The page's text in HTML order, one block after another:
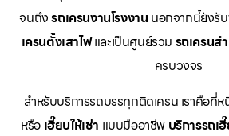
จนถึงรถเครนงานโรงงาน นอกจากนี้ยังรั
เครนตั้งเสาไฟและเป็นศูนย์รวม รถเครนส
ครบวงจร
สำหรับบริการรถบรรทุกติดเครน เราคือที่
หรือ เฮี๊ยบให้เช่า แบบมืออาชีพ บริการรถเ